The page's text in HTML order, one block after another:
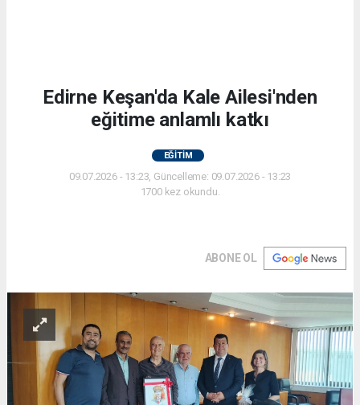
Edirne Keşan'da Kale Ailesi'nden
eğitime anlamlı katkı
EĞİTİM
09.07.2026 - 13:23, Güncelleme: 09.07.2026 - 13:23
1700 kez okundu.
ABONE OL